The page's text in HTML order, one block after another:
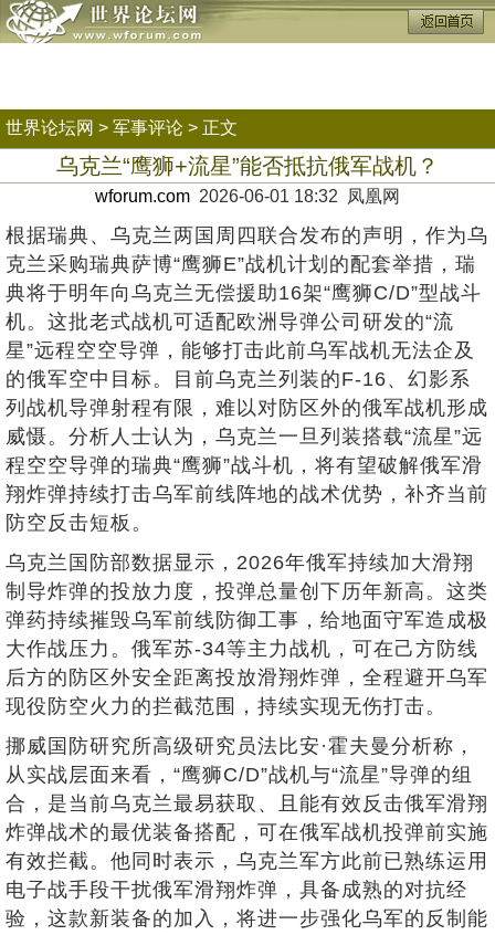
世界论坛网 > 军事评论 > 正文
乌克兰“鹰狮+流星”能否抵抗俄军战机？
wforum.com 2026-06-01 18:32 凤凰网
根据瑞典、乌克兰两国周四联合发布的声明，作为乌
克兰采购瑞典萨博“鹰狮E”战机计划的配套举措，瑞
典将于明年向乌克兰无偿援助16架“鹰狮C/D”型战斗
机。这批老式战机可适配欧洲导弹公司研发的“流
星”远程空空导弹，能够打击此前乌军战机无法企及
的俄军空中目标。目前乌克兰列装的F-16、幻影系
列战机导弹射程有限，难以对防区外的俄军战机形成
威慑。分析人士认为，乌克兰一旦列装搭载“流星”远
程空空导弹的瑞典“鹰狮”战斗机，将有望破解俄军滑
翔炸弹持续打击乌军前线阵地的战术优势，补齐当前
防空反击短板。
乌克兰国防部数据显示，2026年俄军持续加大滑翔
制导炸弹的投放力度，投弹总量创下历年新高。这类
弹药持续摧毁乌军前线防御工事，给地面守军造成极
大作战压力。俄军苏-34等主力战机，可在己方防线
后方的防区外安全距离投放滑翔炸弹，全程避开乌军
现役防空火力的拦截范围，持续实现无伤打击。
挪威国防研究所高级研究员法比安·霍夫曼分析称，
从实战层面来看，“鹰狮C/D”战机与“流星”导弹的组
合，是当前乌克兰最易获取、且能有效反击俄军滑翔
炸弹战术的最优装备搭配，可在俄军战机投弹前实施
有效拦截。他同时表示，乌克兰军方此前已熟练运用
电子战手段干扰俄军滑翔炸弹，具备成熟的对抗经
验，这款新装备的加入，将进一步强化乌军的反制能